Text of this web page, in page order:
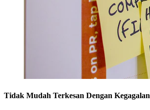
Tidak Mudah Terkesan Dengan Kegagalan